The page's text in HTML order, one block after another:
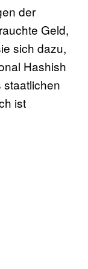
der
Geld,
sich dazu,
Hashish
staatlichen
ist